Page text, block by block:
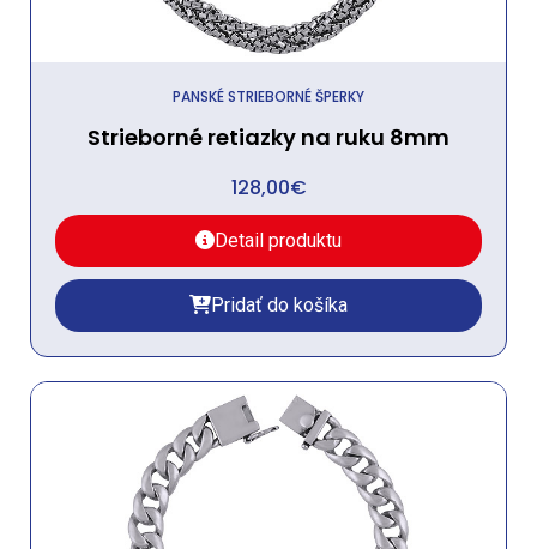
PANSKÉ STRIEBORNÉ ŠPERKY
Strieborné retiazky na ruku 8mm
128,00€
Detail produktu
Pridať do košíka